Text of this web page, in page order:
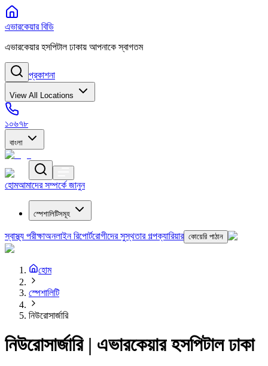
এভারকেয়ার বিডি
এভারকেয়ার হসপিটাল ঢাকায় আপনাকে স্বাগতম
প্রকাশনা
View All Locations
১০৬৭৮
বাংলা
হোমআমাদের সম্পর্কে জানুন
স্পেশালিটিসমূহ
স্বাস্থ্য পরীক্ষাঅনলাইন রিপোর্টরোগীদের সুস্থতার গল্পক্যারিয়ার কোয়েরি পাঠান
হোম
স্পেশালিটি
নিউরোসার্জারি
নিউরোসার্জারি | এভারকেয়ার হসপিটাল ঢাকা